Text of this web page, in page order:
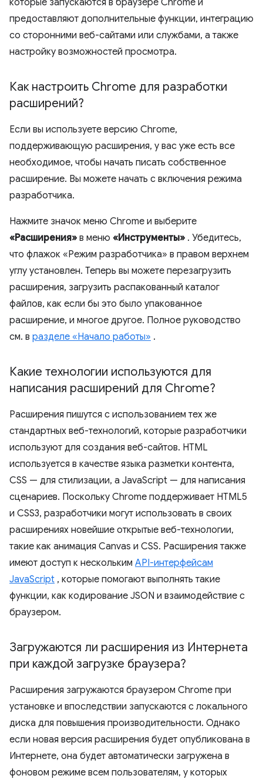
которые запускаются в браузере Chrome и
предоставляют дополнительные функции, интеграцию
со сторонними веб-сайтами или службами, а также
настройку возможностей просмотра.
Как настроить Chrome для разработки
расширений?
Если вы используете версию Chrome,
поддерживающую расширения, у вас уже есть все
необходимое, чтобы начать писать собственное
расширение. Вы можете начать с включения режима
разработчика.
Нажмите значок меню Chrome и выберите
«Расширения» в меню «Инструменты» . Убедитесь,
что флажок «Режим разработчика» в правом верхнем
углу установлен. Теперь вы можете перезагрузить
расширения, загрузить распакованный каталог
файлов, как если бы это было упакованное
расширение, и многое другое. Полное руководство
см. в разделе «Начало работы» .
Какие технологии используются для
написания расширений для Chrome?
Расширения пишутся с использованием тех же
стандартных веб-технологий, которые разработчики
используют для создания веб-сайтов. HTML
используется в качестве языка разметки контента,
CSS — для стилизации, а JavaScript — для написания
сценариев. Поскольку Chrome поддерживает HTML5
и CSS3, разработчики могут использовать в своих
расширениях новейшие открытые веб-технологии,
такие как анимация Canvas и CSS. Расширения также
имеют доступ к нескольким API-интерфейсам
JavaScript , которые помогают выполнять такие
функции, как кодирование JSON и взаимодействие с
браузером.
Загружаются ли расширения из Интернета
при каждой загрузке браузера?
Расширения загружаются браузером Chrome при
установке и впоследствии запускаются с локального
диска для повышения производительности. Однако
если новая версия расширения будет опубликована в
Интернете, она будет автоматически загружена в
фоновом режиме всем пользователям, у которых